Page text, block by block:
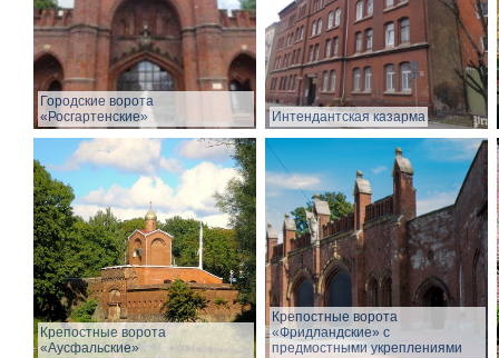
Городские ворота
«Росгартенские»
Интендантская казарма
Крепостные ворота
«Аусфальские»
Крепостные ворота
«Фридландские» с
предмостными укреплениями